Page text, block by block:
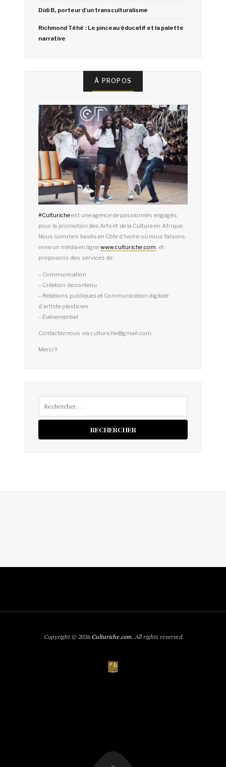
Didi B, porteur d’un transculturalisme
Richmond Téhé : Le pinceau éducatif et la palette
narrative
À PROPOS
#Culturicheest une agence de passionnés engagés
pour la promotion des Arts et de la Culture en Afrique.
Nous sommes basés en Côte d’Ivoire où nous faisons
vivre un média en lignewww.culturiche.com, et
proposons des services de :
– Communication
– Création de contenu
– Relations publiques et Communication digitale
d’artiste plasticien
– Événementiel
Contactez nous via culturiche@gmail.com
Merci !!
Copyright © 2026Culturiche.com. All rights reserved